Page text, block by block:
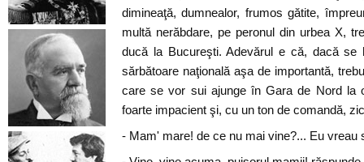
dimineaţă, dumnealor, frumos gătite,
multă nerăbdare, pe peronul din urbea X,
ducă la Bucureşti. Adevărul e că, dacă
sărbătoare naţională aşa de importantă,
care se vor sui ajunge în Gara de Nord la
foarte impacient şi, cu un ton de comandă,
- Mam' mare! de ce nu mai vine?... Eu vreau